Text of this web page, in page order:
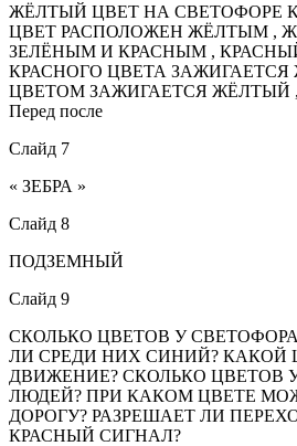
ЖЁЛТЫЙ ЦВЕТ НА СВЕТОФОРЕ
ЦВЕТ РАСПОЛОЖЕН ЖЁЛТЫМ ,
ЗЕЛЁНЫМ И КРАСНЫМ ,
КРАСНОГО ЦВЕТА
ЦВЕТОМ ЗАЖИГАЕТСЯ ЖЁЛТЫЙ ,
Перед после
Слайд 7
« ЗЕБРА »
Слайд 8
ПОДЗЕМНЫЙ
Слайд 9
СКОЛЬКО ЦВЕТОВ У
ЛИ СРЕДИ НИХ СИНИЙ? КАКОЙ
ДВИЖЕНИЕ? СКОЛЬКО ЦВЕТОВ
ЛЮДЕЙ? ПРИ КАКОМ ЦВЕТЕ
ДОРОГУ? РАЗРЕШАЕТ ЛИ
КРАСНЫЙ СИГНАЛ?